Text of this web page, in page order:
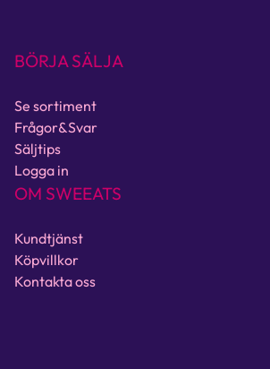
BÖRJA SÄLJA
Se sortiment
Frågor&Svar
Säljtips
Logga in
OM SWEEATS
Kundtjänst
Köpvillkor
Kontakta oss